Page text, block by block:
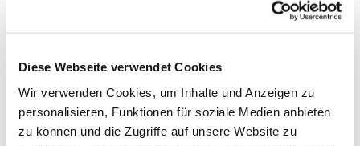
Diese Webseite verwendet Cookies
Wir verwenden Cookies, um Inhalte und Anzeigen zu
personalisieren, Funktionen für soziale Medien anbieten
zu können und die Zugriffe auf unsere Website zu